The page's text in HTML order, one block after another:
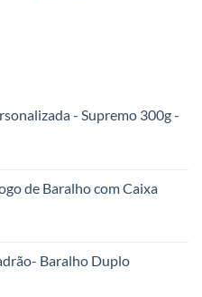
- Supremo 300g -
de Baralho com Caixa
Baralho Duplo